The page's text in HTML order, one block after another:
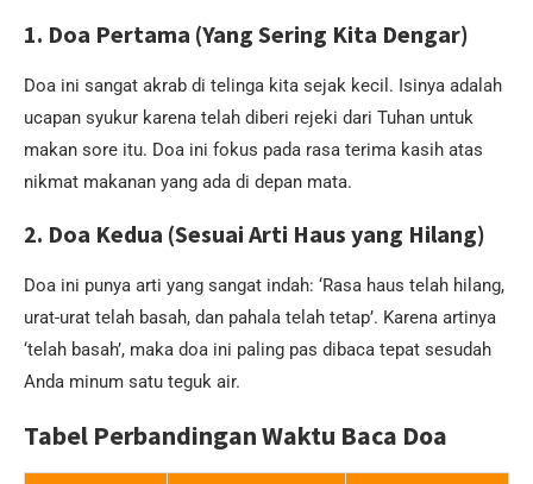
1. Doa Pertama (Yang Sering Kita Dengar)
Doa ini sangat akrab di telinga kita sejak kecil. Isinya adalah
ucapan syukur karena telah diberi rejeki dari Tuhan untuk
makan sore itu. Doa ini fokus pada rasa terima kasih atas
nikmat makanan yang ada di depan mata.
2. Doa Kedua (Sesuai Arti Haus yang Hilang)
Doa ini punya arti yang sangat indah: ‘Rasa haus telah hilang,
urat-urat telah basah, dan pahala telah tetap’. Karena artinya
‘telah basah’, maka doa ini paling pas dibaca tepat sesudah
Anda minum satu teguk air.
Tabel Perbandingan Waktu Baca Doa